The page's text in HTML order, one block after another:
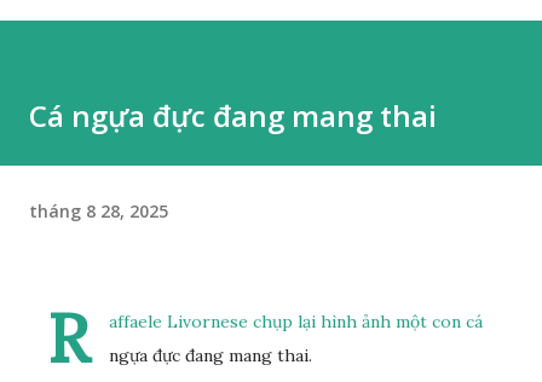
Cá ngựa đực đang mang thai
tháng 8 28, 2025
R
affaele Livornese chụp lại hình ảnh một con cá
ngựa đực đang mang thai.